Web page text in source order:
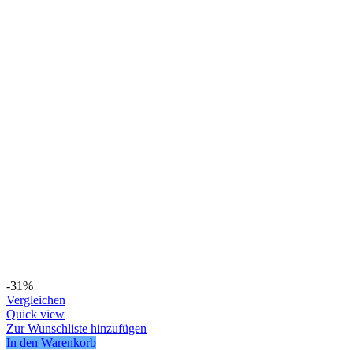
-31%
Vergleichen
Quick view
Zur Wunschliste hinzufügen
In den Warenkorb